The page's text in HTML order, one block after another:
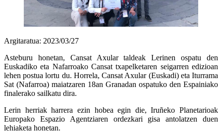
Argitaratua: 2023/03/27
Asteburu honetan, Cansat Axular taldeak Lerinen ospatu den
Euskadiko eta Nafarroako Cansat txapelketaren seigarren edizioan
lehen postua lortu du. Horrela, Cansat Axular (Euskadi) eta Iturrama
Sat (Nafarroa) maiatzaren 18an Granadan ospatuko den Espainiako
finalerako sailkatu dira.
Lerin herriak harrera ezin hobea egin die, Iruñeko Planetarioak
Europako Espazio Agentziaren ordezkari gisa antolatzen duen
lehiaketa honetan.